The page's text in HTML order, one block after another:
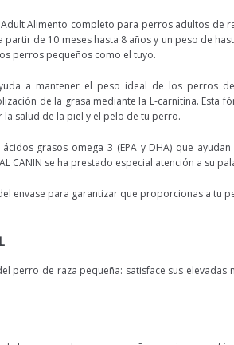
Adult Alimento completo para perros adultos de
de 10 meses hasta 8 años y un peso de
perros pequeños como el tuyo.
a mantener el peso ideal de los perros
de la grasa mediante la L-carnitina. Esta
salud de la piel y el pelo de tu perro.
grasos omega 3 (EPA y DHA) que
CANIN se ha prestado especial atención a su
envase para garantizar que proporcionas a tu
perro de raza pequeña: satisface sus